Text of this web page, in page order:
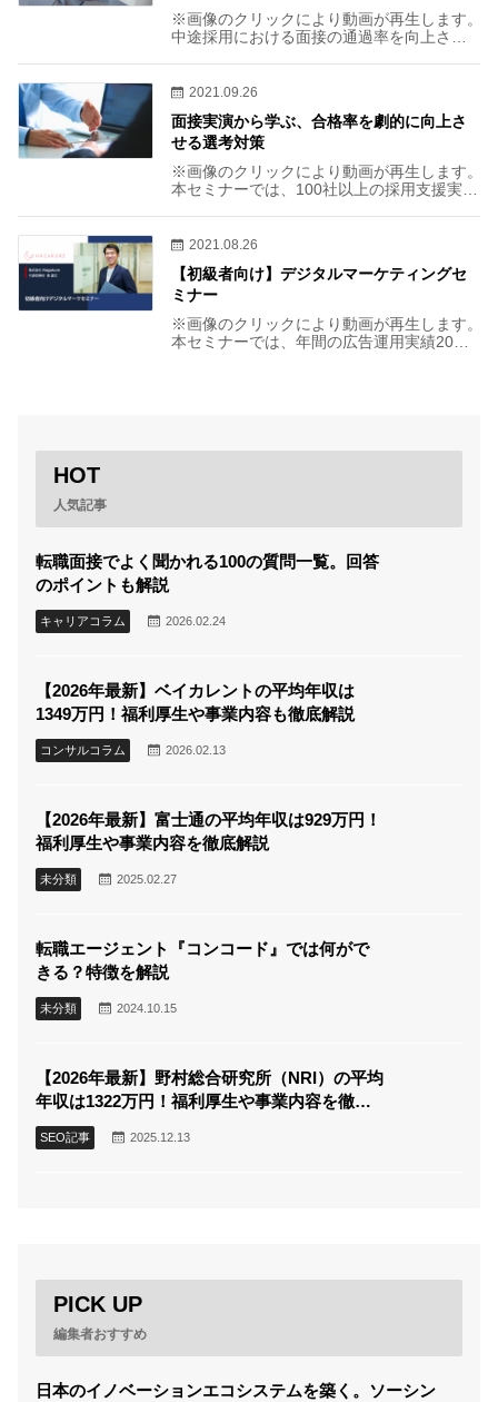
※画像のクリックにより動画が再生します。
中途採用における面接の通過率を向上させ
します。
2021.09.26
面接実演から学ぶ、合格率を劇的に向上さ
せる選考対策
※画像のクリックにより動画が再生します。
本セミナーでは、100社以上の採用支援実績
はなく、若手営業職の方を想定したリアル
活かしていただける内容となります！
2021.08.26
【初級者向け】デジタルマーケティングセ
ミナー
※画像のクリックにより動画が再生します。
本セミナーでは、年間の広告運用実績20億
HOT
人気記事
転職面接でよく聞かれる100の質問一覧。回答
のポイントも解説
キャリアコラム 2026.02.24
【2026年最新】ベイカレントの平均年収は
1349万円！福利厚生や事業内容も徹底解説
コンサルコラム 2026.02.13
【2026年最新】富士通の平均年収は929万円！
福利厚生や事業内容を徹底解説
未分類 2025.02.27
転職エージェント『コンコード』では何がで
きる？特徴を解説
未分類 2024.10.15
【2026年最新】野村総合研究所（NRI）の平均
年収は1322万円！福利厚生や事業内容を徹底
解説
SEO記事 2025.12.13
PICK UP
編集者おすすめ
日本のイノベーションエコシステムを築く。ソーシン